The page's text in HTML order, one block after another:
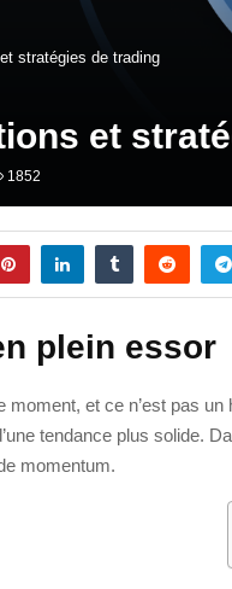
stratégies de trading
et
1852
plein essor
moment, et ce n’est pas
tendance plus solide.
momentum.